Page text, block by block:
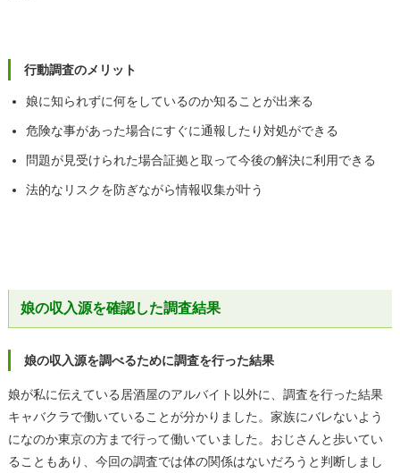
行動調査のメリット
娘に知られずに何をしているのか知ることが出来る
危険な事があった場合にすぐに通報したり対処ができる
問題が見受けられた場合証拠と取って今後の解決に利用できる
法的なリスクを防ぎながら情報収集が叶う
娘の収入源を確認した調査結果
娘の収入源を調べるために調査を行った結果
娘が私に伝えている居酒屋のアルバイト以外に、調査を行った結果
キャバクラで働いていることが分かりました。家族にバレないよう
になのか東京の方まで行って働いていました。おじさんと歩いてい
ることもあり、今回の調査では体の関係はないだろうと判断しまし